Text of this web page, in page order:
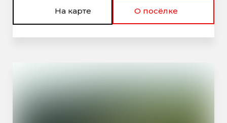
На карте О посёлке